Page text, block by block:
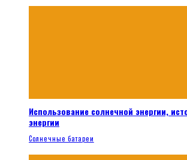
Использование солнечной энергии,
энергии
Солнечные батареи